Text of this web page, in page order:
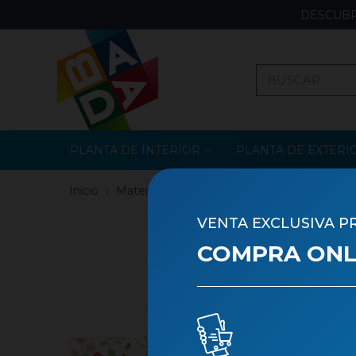
PLANTA DE INTERIOR PLANTA DE
Inicio Materiales
VENTA EXCLUSIVA
COMPRA